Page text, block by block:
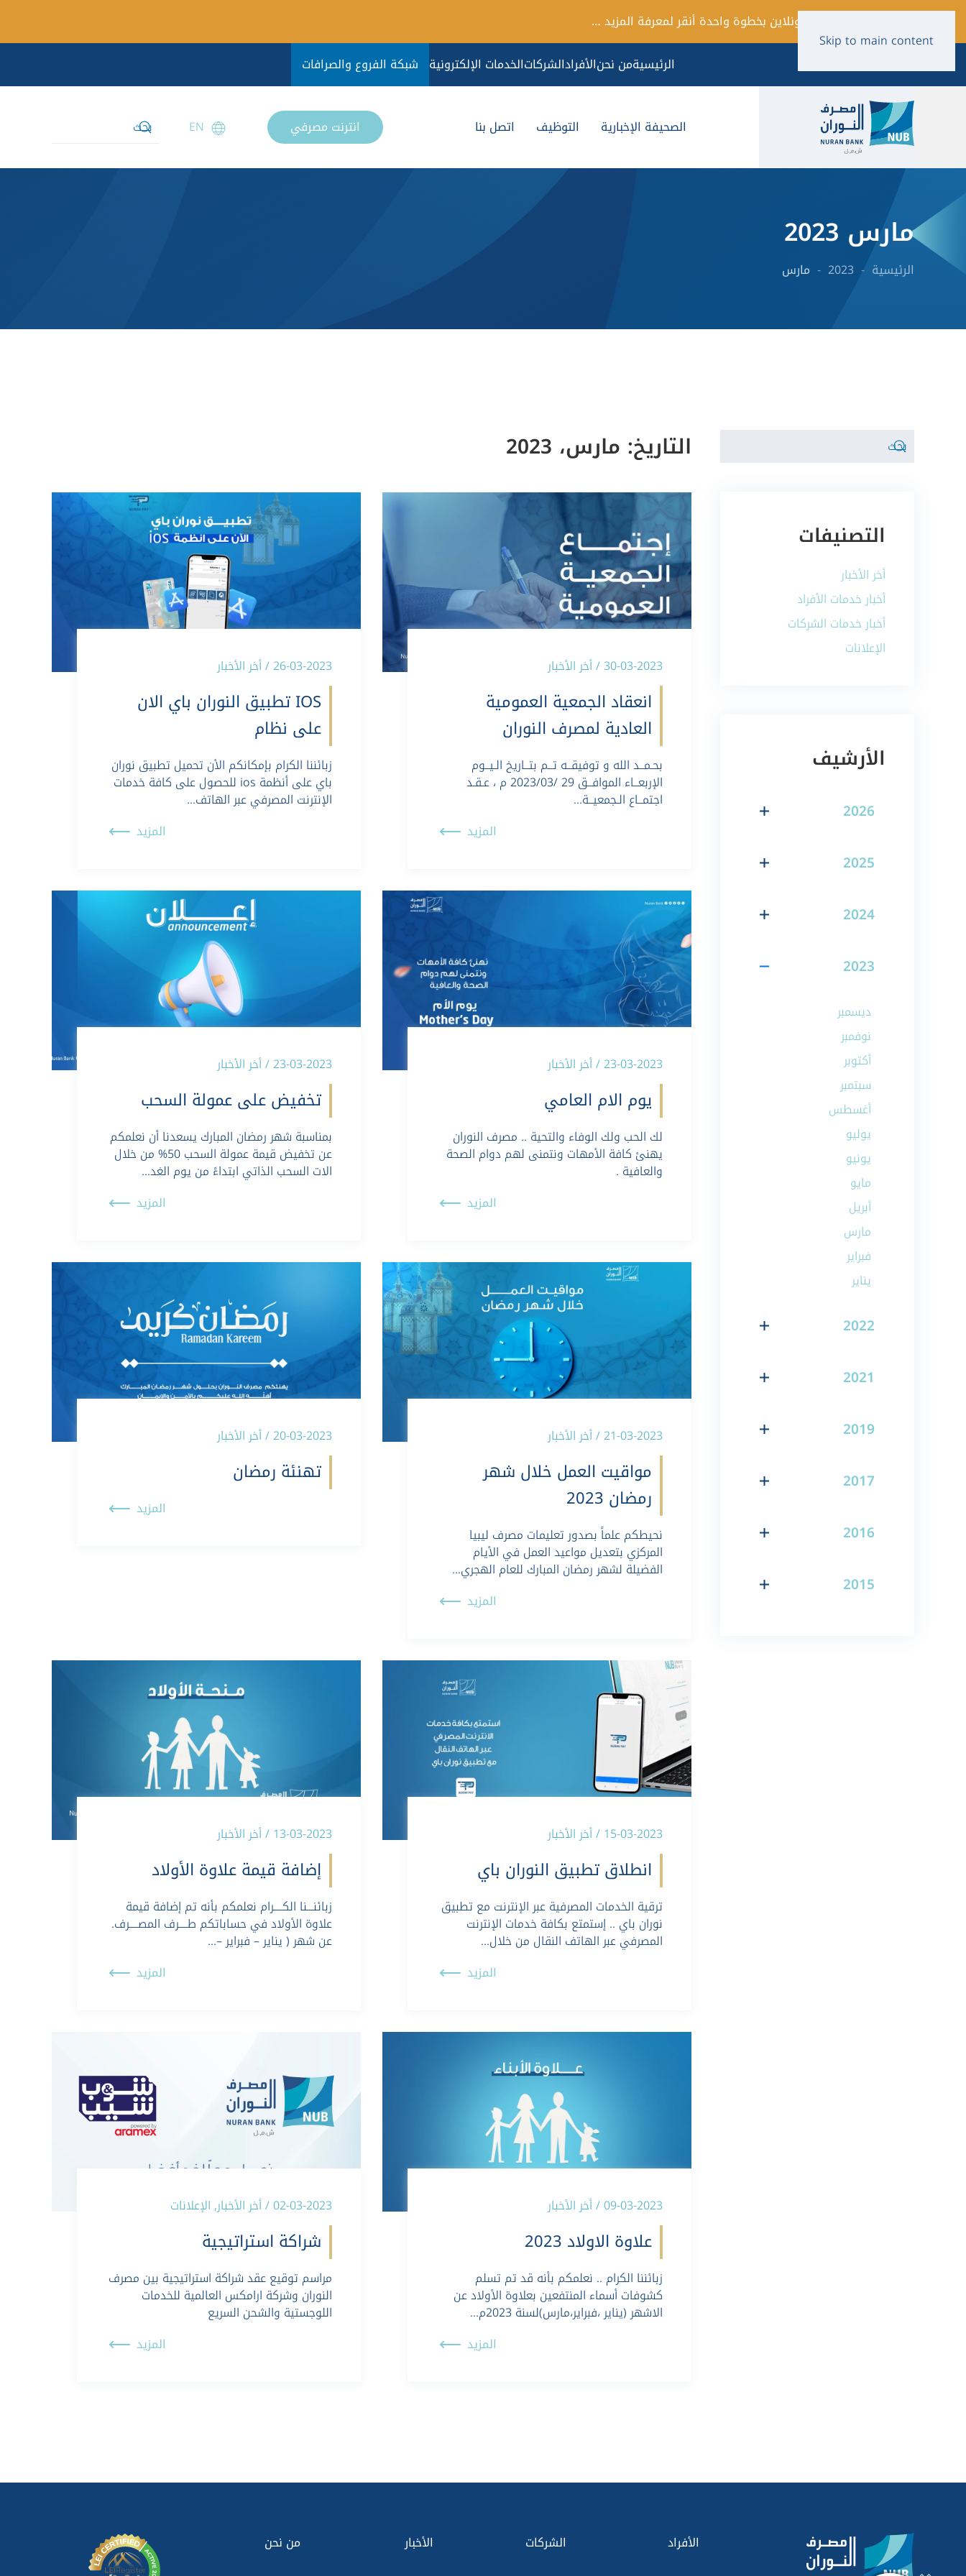
Skip to main content
فتح حساب أونلاين بخطوة واحدة أنقر لمعرفة المزيد …
الرئيسيةمن نحنالأفرادالشركاتالخدمات الإلكترونية شبكة الفروع والصرافات
الصحيفة الإخبارية التوظيف اتصل بنا انترنت مصرفي EN
مارس 2023
الرئيسية 2023 مارس
التاريخ: مارس، 2023
30-03-2023 / أخر الأخبار
انعقاد الجمعية العمومية
العادية لمصرف النوران
بحـمــد الله و توفيقــه تــم بتــاريخ الـيــوم
الإربعــاء الموافــق 29 /2023/03 م ، عـقـد
اجتمــاع الـجمعيــة…
المزيد
26-03-2023 / أخر الأخبار
IOS تطبيق النوران باي الان
على نظام
زبائننا الكرام بإمكانكم الأن تحميل تطبيق نوران
باي على أنظمة ios للحصول على كافة خدمات
الإنترنت المصرفي عبر الهاتف…
المزيد
23-03-2023 / أخر الأخبار
يوم الام العامي
لك الحب ولك الوفاء والتحية .. مصرف النوران
يهنئ كافة الأمهات ونتمنى لهم دوام الصحة
والعافية .
المزيد
23-03-2023 / أخر الأخبار
تخفيض على عمولة السحب
بمناسبة شهر رمضان المبارك يسعدنا أن نعلمكم
عن تخفيض قيمة عمولة السحب 50% من خلال
الات السحب الذاتي ابتداءً من يوم الغد…
المزيد
21-03-2023 / أخر الأخبار
مواقيت العمل خلال شهر
رمضان 2023
نحيطكم علماً بصدور تعليمات مصرف ليبيا
المركزي بتعديل مواعيد العمل في الأيام
الفضيلة لشهر رمضان المبارك للعام الهجري…
المزيد
20-03-2023 / أخر الأخبار
تهنئة رمضان
المزيد
15-03-2023 / أخر الأخبار
انطلاق تطبيق النوران باي
ترقية الخدمات المصرفية عبر الإنترنت مع تطبيق
نوران باي .. إستمتع بكافة خدمات الإنترنت
المصرفي عبر الهاتف النقال من خلال…
المزيد
13-03-2023 / أخر الأخبار
إضافة قيمة علاوة الأولاد
زبائنـــنا الكــــرام نعلمكم بأنه تم إضافة قيمة
علاوة الأولاد في حساباتكم طــــرف المصــــرف.
عن شهر ( يناير – فبراير –…
المزيد
09-03-2023 / أخر الأخبار
علاوة الاولاد 2023
زبائننا الكرام .. نعلمكم بأنه قد تم تسلم
كشوفات أسماء المنتفعين بعلاوة الأولاد عن
الاشهر (يناير ،فبراير،مارس)لسنة 2023م…
المزيد
02-03-2023 / أخر الأخبار, الإعلانات
شراكة استراتيجية
مراسم توقيع عقد شراكة استراتيجية بين مصرف
النوران وشركة ارامكس العالمية للخدمات
اللوجستية والشحن السريع
المزيد
التصنيفات
أخر الأخبار
أخبار خدمات الأفراد
أخبار خدمات الشركات
الإعلانات
الأرشيف
2026
2025
2024
2023
ديسمبر
نوفمبر
أكتوبر
سبتمبر
أغسطس
يوليو
يونيو
مايو
أبريل
مارس
فبراير
يناير
2022
2021
2019
2017
2016
2015
الأفراد الشركات الأخبار من نحن